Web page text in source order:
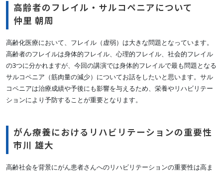
高齢者のフレイル・サルコペニアについて
仲里 朝周
高齢化医療において、フレイル（虚弱）は大きな問題となっています。
高齢者のフレイルは身体的フレイル、心理的フレイル、社会的フレイル
の3つに分かれますが、今回の講演では身体的フレイルで最も問題となる
サルコペニア（筋肉量の減少）についてお話をしたいと思います。サル
コペニアは治療成績や予後にも影響を与えるため、栄養やリハビリテー
ションにより予防することが重要となります。
がん療養におけるリハビリテーションの重要性
市川 雄大
高齢社会を背景にがん患者さんへのリハビリテーションの重要性は高ま